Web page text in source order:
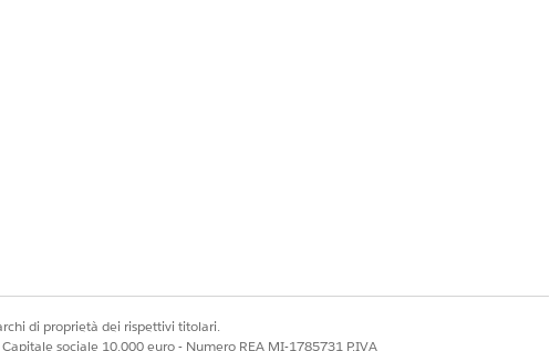
assegnare l'insieme di autorizzazioni
l'impostazione guidata in
specifici.
pianificati gli appuntamenti. Un territorio
guidata in Salesforce Go per creare un
di proprietà dei rispettivi titolari.
sociale 10.000 euro - Numero REA MI-1785731 P.IVA